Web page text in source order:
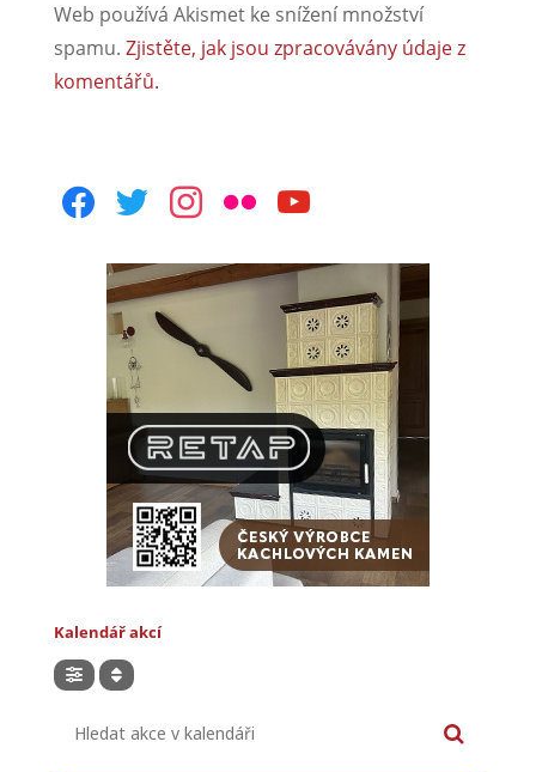
Web používá Akismet ke snížení množství
spamu. Zjistěte, jak jsou zpracovávány údaje z
komentářů.
facebooktwitterinstagram
flickr youtube
Kalendář akcí